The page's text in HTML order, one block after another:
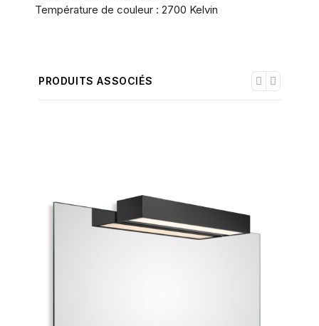
Température de couleur : 2700 Kelvin
PRODUITS ASSOCIÉS